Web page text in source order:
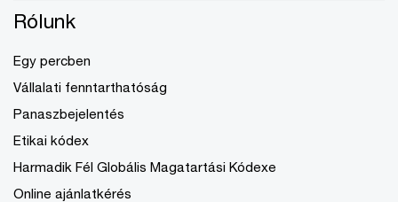
Rólunk
Egy percben
Vállalati fenntarthatóság
Panaszbejelentés
Etikai kódex
Harmadik Fél Globális Magatartási Kódexe
Online ajánlatkérés